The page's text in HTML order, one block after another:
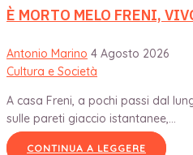
È MORTO MELO FRENI,
Antonio Marino 4 Agosto 2026
Cultura e Società
A casa Freni, a pochi passi dal
sulle pareti giaccio istantanee,...
CONTINUA A LEGGERE